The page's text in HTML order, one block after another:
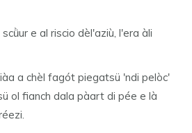
e al riscio dèl'aziù, l'era àli
a chèl fagót piegatsü 'ndi pelòc'
ol fianch dala pàart di pée e là